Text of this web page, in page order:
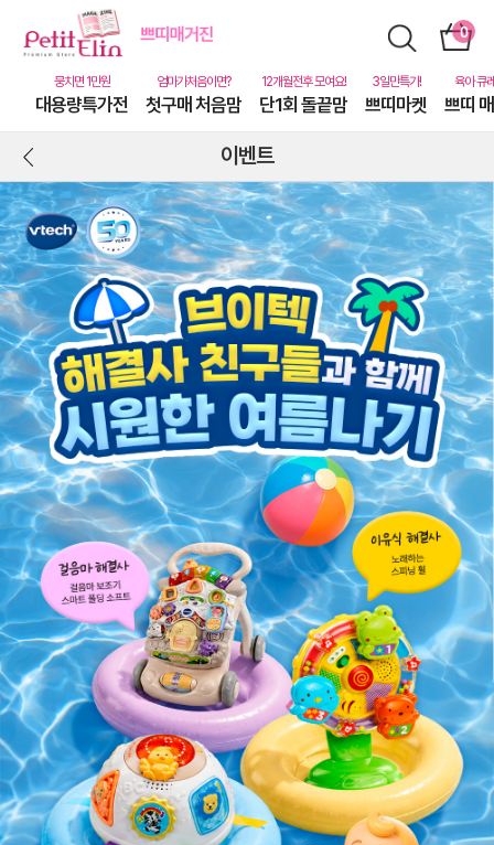
대용량특가전 첫구매 처음맘 단1회 돌끝맘 쁘띠마켓 쁘띠
이벤트